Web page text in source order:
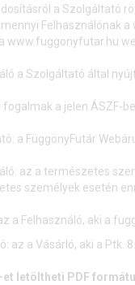
a Szolgáltató
Felhasználónak
www.fuggonyfutar.hu
a Szolgáltató által
fogalmak a jelen ÁSZF-
a FüggönyFutár
az a természetes
személyek esetén
a Felhasználó, aki a
az a Vásárló, aki a Ptk.
et letöltheti PDF